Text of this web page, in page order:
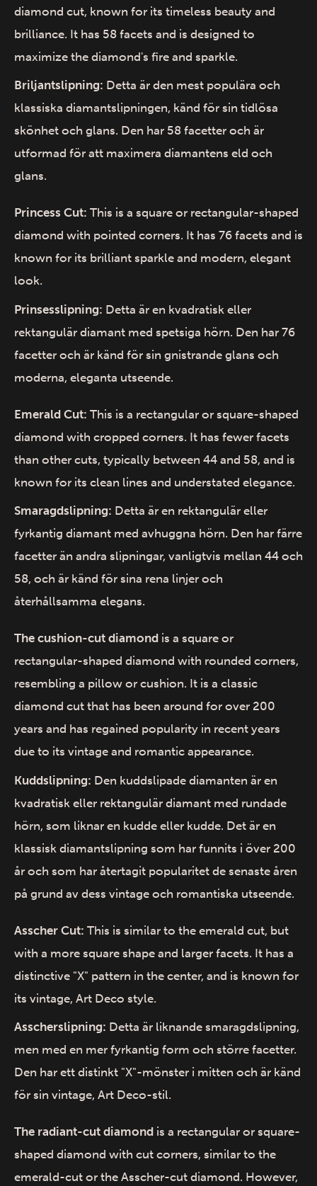
diamond cut, known for its timeless beauty and
brilliance. It has 58 facets and is designed to
maximize the diamond's fire and sparkle.
Briljantslipning: Detta är den mest populära och
klassiska diamantslipningen, känd för sin tidlösa
skönhet och glans. Den har 58 facetter och är
utformad för att maximera diamantens eld och
glans.
Princess Cut: This is a square or rectangular-shaped
diamond with pointed corners. It has 76 facets and is
known for its brilliant sparkle and modern, elegant
look.
Prinsesslipning: Detta är en kvadratisk eller
rektangulär diamant med spetsiga hörn. Den har 76
facetter och är känd för sin gnistrande glans och
moderna, eleganta utseende.
Emerald Cut: This is a rectangular or square-shaped
diamond with cropped corners. It has fewer facets
than other cuts, typically between 44 and 58, and is
known for its clean lines and understated elegance.
Smaragdslipning: Detta är en rektangulär eller
fyrkantig diamant med avhuggna hörn. Den har färre
facetter än andra slipningar, vanligtvis mellan 44 och
58, och är känd för sina rena linjer och
återhållsamma elegans.
The cushion-cut diamond is a square or
rectangular-shaped diamond with rounded corners,
resembling a pillow or cushion. It is a classic
diamond cut that has been around for over 200
years and has regained popularity in recent years
due to its vintage and romantic appearance.
Kuddslipning: Den kuddslipade diamanten är en
kvadratisk eller rektangulär diamant med rundade
hörn, som liknar en kudde eller kudde. Det är en
klassisk diamantslipning som har funnits i över 200
år och som har återtagit popularitet de senaste åren
på grund av dess vintage och romantiska utseende.
Asscher Cut: This is similar to the emerald cut, but
with a more square shape and larger facets. It has a
distinctive "X" pattern in the center, and is known for
its vintage, Art Deco style.
Asscherslipning: Detta är liknande smaragdslipning,
men med en mer fyrkantig form och större facetter.
Den har ett distinkt "X"-mönster i mitten och är känd
för sin vintage, Art Deco-stil.
The radiant-cut diamond is a rectangular or square-
shaped diamond with cut corners, similar to the
emerald-cut or the Asscher-cut diamond. However,